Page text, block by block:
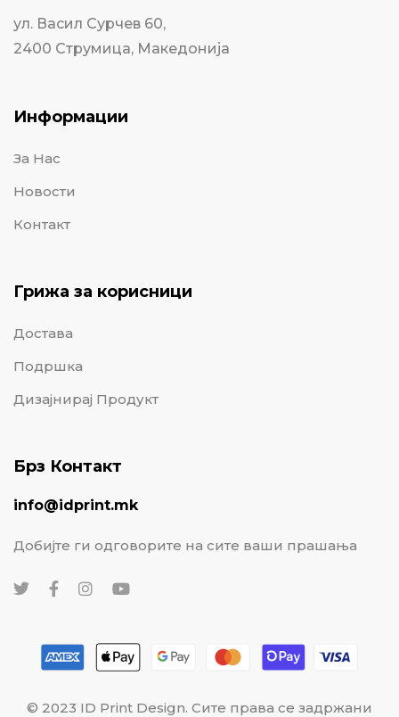
ул. Васил Сурчев 60,
2400 Струмица, Македонија
Информации
За Нас
Новости
Контакт
Грижа за корисници
Достава
Подршка
Дизајнирај Продукт
Брз Контакт
info@idprint.mk
Добијте ги одговорите на сите ваши прашања
© 2023 ID Print Design. Сите права се задржани